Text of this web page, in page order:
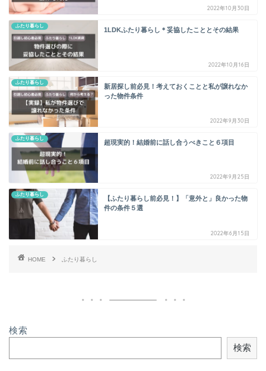
2022年10月30日
ふたり暮らし
1LDKふたり暮らし＊妥協したこととその結果
2022年10月16日
ふたり暮らし
新居探し前必見！考えておくことと私が譲れなか
った物件条件
2022年9月30日
ふたり暮らし
超現実的！結婚前に話し合うべきこと６項目
2022年9月25日
ふたり暮らし
【ふたり暮らし前必見！】「意外と」良かった物
件の条件５選
2022年6月15日
HOME ふたり暮らし
検索
検索